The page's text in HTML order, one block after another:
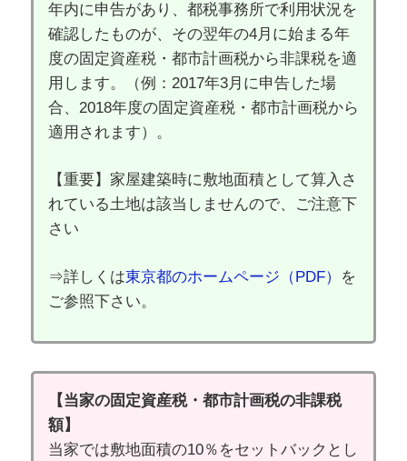
年内に申告があり、都税事務所で利用状況を
確認したものが、その翌年の4月に始まる年
度の固定資産税・都市計画税から非課税を適
用します。（例：2017年3月に申告した場
合、2018年度の固定資産税・都市計画税から
適用されます）。
【重要】家屋建築時に敷地面積として算入さ
れている土地は該当しませんので、ご注意下
さい
⇒詳しくは東京都のホームページ（PDF）
を
ご参照下さい。
【当家の固定資産税・都市計画税の非課税
額】
当家では敷地面積の10％をセットバックとし